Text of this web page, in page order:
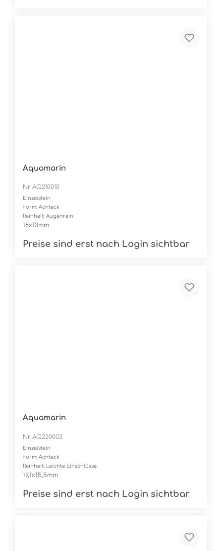
Aquamarin
Nr. AQ210010
Einzelstein
Form: Achteck
Reinheit: Augenrein
18x13mm
Preise sind erst nach Login sichtbar
Aquamarin
Nr. AQ220003
Einzelstein
Form: Achteck
Reinheit: Leichte Einschlüsse
19,1x15,5mm
Preise sind erst nach Login sichtbar